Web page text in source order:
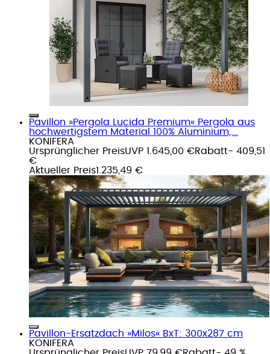
Pavillon »Pergola Lucida Premium« Pergola aus
hochwertigstem Material 100% Aluminium,...
KONIFERA
Ursprünglicher PreisUVP 1.645,00 €Rabatt- 409,51
€
Aktueller Preis1.235,49 €
Pavillon-Ersatzdach »Milos« BxT: 300x287 cm
KONIFERA